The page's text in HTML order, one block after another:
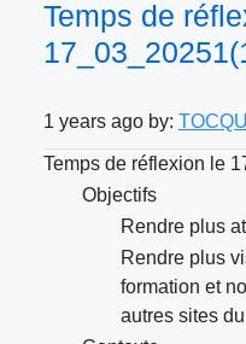
Temps de
1 years ago by:
Temps de réflexion le
Objectifs
Rendre plus
Rendre plus
formation et
autres sites